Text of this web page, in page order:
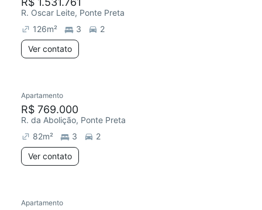
R. Oscar Leite, Ponte Preta
126m² 3
2
Ver contato
Redecorar
Apartamento
R$ 769.000
R. da Abolição, Ponte Preta
82m² 3
2
Ver contato
Redecorar
Apartamento